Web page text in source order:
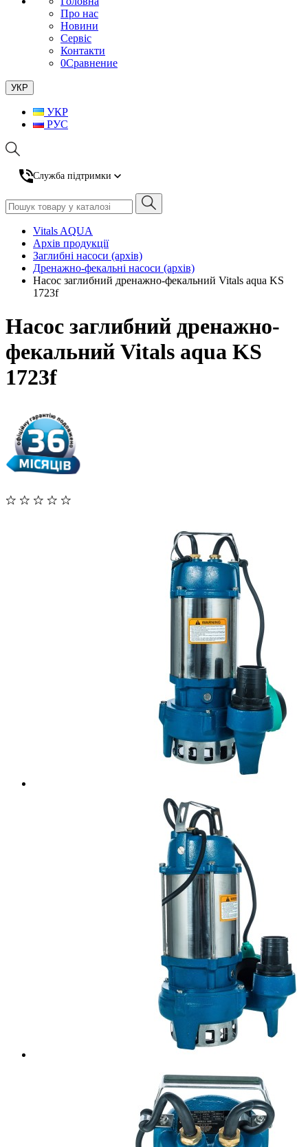
Про нас
Новини
Сервіс
Контакти
0Сравнение
УКР
УКР
РУС
Служба підтримки
Vitals AQUA
Архів продукції
Заглибні насоси (архів)
Дренажно-фекальні насоси (архів)
Насос заглибний дренажно-фекальний Vitals aqua KS
1723f
Насос заглибний дренажно-
фекальний Vitals aqua KS
1723f